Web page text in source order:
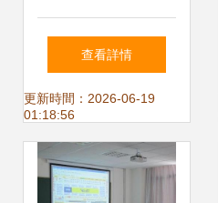
景覆蓋的計算機培
訓教室解決方案
查看詳情
更新時間：2026-06-19
01:18:56